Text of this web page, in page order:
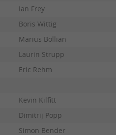
Ian Frey
Boris Wittig
Marius Bollian
Laurin Strupp
Eric Rehm
Kevin Kilfitt
Dimitrij Popp
Simon Bender